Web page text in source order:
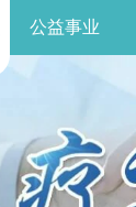
公益事业